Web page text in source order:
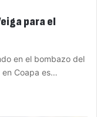
para el
en el bombazo del
en Coapa es…